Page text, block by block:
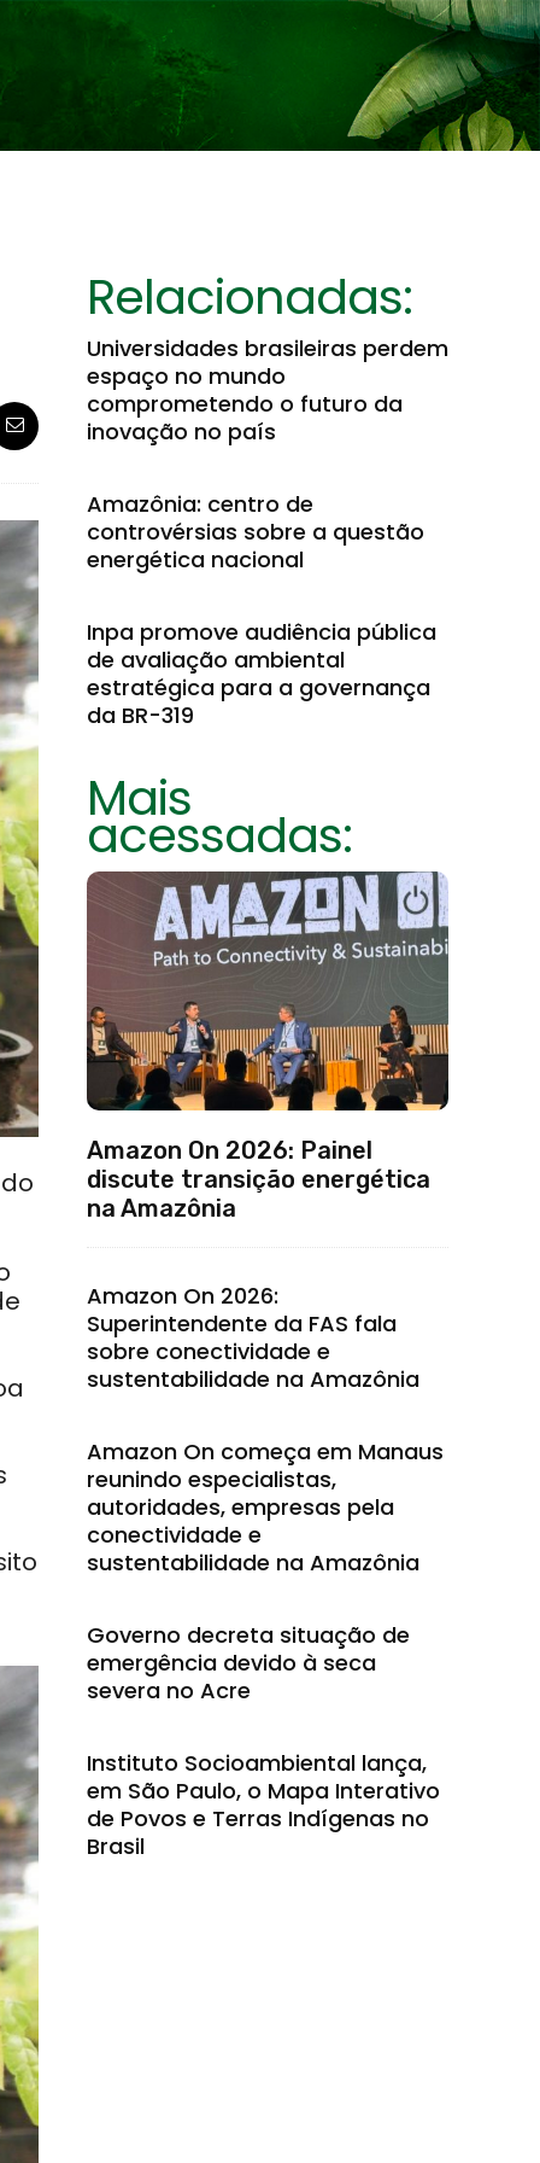
Relacionadas:
Universidades brasileiras perdem
espaço no mundo
comprometendo o futuro da
inovação no país
Amazônia: centro de
controvérsias sobre a questão
energética nacional
Inpa promove audiência pública
de avaliação ambiental
estratégica para a governança
da BR-319
Mais
acessadas:
Amazon On 2026: Painel
discute transição energética
na Amazônia
Amazon On 2026:
Superintendente da FAS fala
sobre conectividade e
sustentabilidade na Amazônia
Amazon On começa em Manaus
reunindo especialistas,
autoridades, empresas pela
conectividade e
sustentabilidade na Amazônia
Governo decreta situação de
emergência devido à seca
severa no Acre
Instituto Socioambiental lança,
em São Paulo, o Mapa Interativo
de Povos e Terras Indígenas no
Brasil